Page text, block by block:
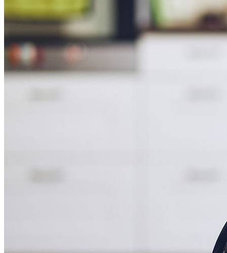
info@tierarztpraxis-oppenheim.de